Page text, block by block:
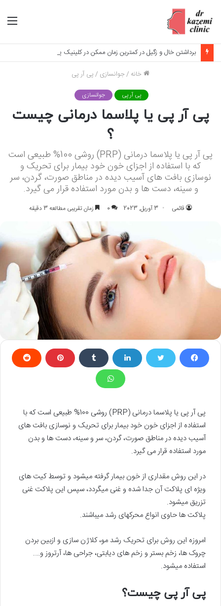
خانه /جوانسازی /پی آر پی
پی آر پی جوانسازی
پی آر پی یا پلاسما درمانی چیست
؟
پی آر پی یا پلاسما درمانی (PRP) روشی 100% طبیعی است
که با استفاده از اجزای خون خود بیمار برای تحریک و
نوسازی بافت های آسیب دیده در مناطق صورت، گردن، سر
و سینه، دست ها و بدن مورد استفاده قرار می گیرد.
قائمی 3 آوریل, 2023 0 زمان تقریبی مطالعه 3 دقیقه
پی آر پی یا پلاسما درمانی (PRP) روشی 100% طبیعی است که با
استفاده از اجزای خون خود بیمار برای تحریک و نوسازی بافت های
آسیب دیده در مناطق صورت، گردن، سر و سینه، دست ها و بدن
مورد استفاده قرار می گیرد.
در این روش مقداری از خون بیمار گرفته میشود و توسط کیت های
ویژه ای پلاکت آن جدا شده و غنی میگردد، سپس این پلاکت غنی
تزریق میشود.
پلاکت ها حاوی انواع محرکهای رشد میباشند.
امروزه این روش برای تحریک رشد مو، کلاژن سازی و ازبین بردن
چروک ها، زخم بستر و زخم های دیابتی، جراحی ها، آرتروز و….
استفاده میشود.
پی آر پی چیست؟